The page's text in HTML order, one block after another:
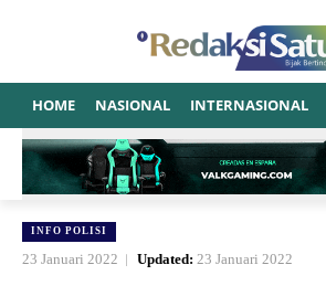
HOME NASIONAL INTERNASIONAL
INFO POLISI
23 Januari 2022 Updated: 23 Januari 2022